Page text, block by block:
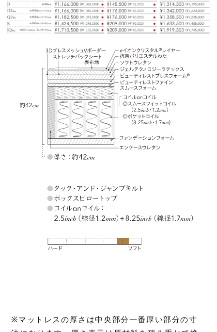
※マットレスの厚さは中央部分一番厚い部分の寸